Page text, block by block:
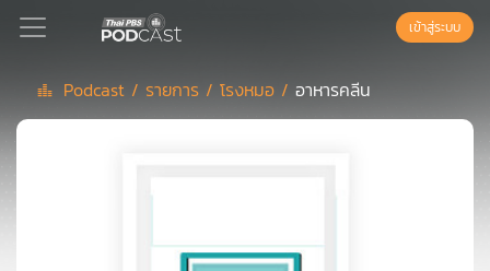
Podcast
เข้าสู่ระบบ
Podcast / รายการ /โรงหมอ / อาหารคลีน